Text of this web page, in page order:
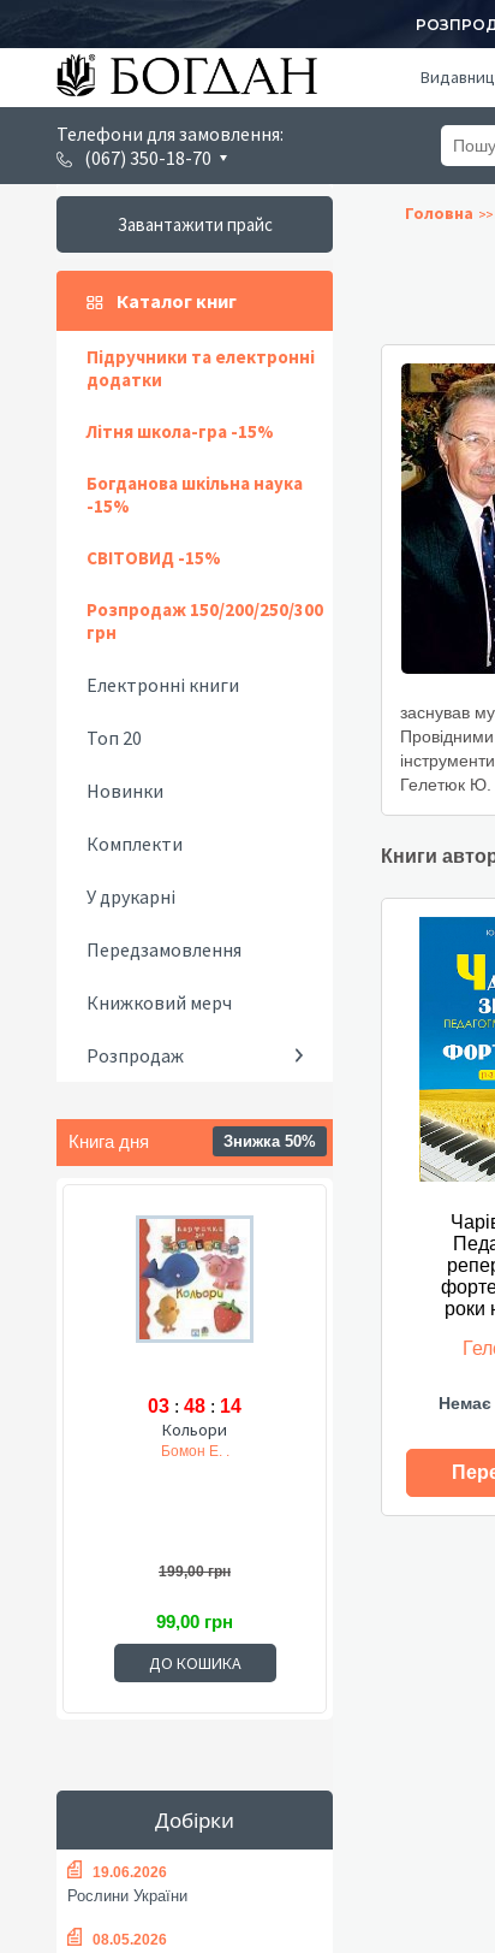
Телефони для замовлення:
(067) 350-18-70
Завантажити прайс
Каталог книг
Підручники та електронні
додатки
Літня школа-гра -15%
Богданова шкільна наука
-15%
СВІТОВИД -15%
Розпродаж 150/200/250/300
грн
Електронні книги
Топ 20
Новинки
Комплекти
У друкарні
Передзамовлення
Книжковий мерч
Розпродаж
Книга дня Знижка 50%
03 : 48 : 13
Кольори
Бомон Е. .
199,00 грн
99,00 грн
ДО КОШИКА
Добірки
19.06.2026
Рослини України
08.05.2026
Головна
заснував
Гелетюк Ю.
Книги
роки
Немає